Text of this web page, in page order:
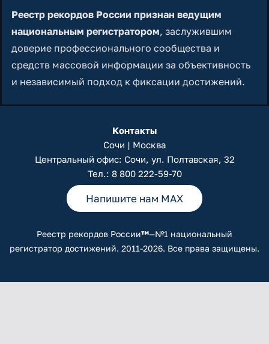
Реестр рекордов России признан ведущим
национальным регистратором, заслужившим
доверие профессионального сообщества и
средств массовой информации за объективность
и независимый подход к фиксации достижений.
Контакты
Сочи | Москва
Центральный офис: Сочи, ул. Полтавская, 32
Тел.: 8 800 222-59-70
Напишите нам MAX
Реестр рекордов России™—№1 национальный
регистратор достижений. 2011-2026. Все права защищены.